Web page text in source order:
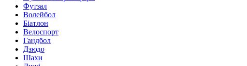
Футзал
Волейбол
Біатлон
Велоспорт
Гандбол
Дзюдо
Шахи